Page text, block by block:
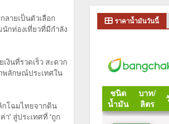
ายเป็นตัวเลือก
กท่องเที่ยวที่มีกำลัง
งินที่รวดเร็ว สะดวก
พลักษณ์ประเทศใน
กโฉมไทยจากดิน
’ สู่ประเทศที่ ‘ถูก
ราคาน้ำมันวันนี้